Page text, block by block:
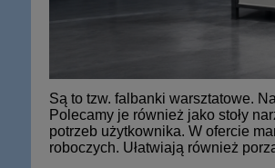
Są to tzw. falbanki warsztatowe.
Polecamy je również jako stoły
potrzeb użytkownika. W ofercie
roboczych. Ułatwiają również